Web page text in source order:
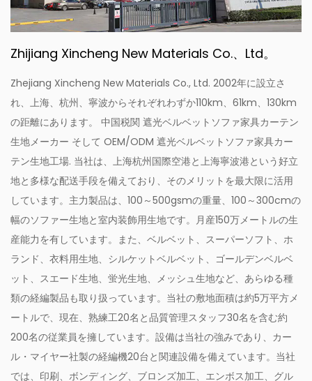
Zhijiang Xincheng New Materials Co.、Ltd。
Zhejiang Xincheng New Materials Co., Ltd. 2002年に設立さ
れ、上海、杭州、寧波からそれぞれわずか110km、61km、130km
の距離にあります。 中国税関 遮光ベルベットソファ家具カーテン
生地メーカー そして OEM/ODM 遮光ベルベットソファ家具カー
テン生地工場. 当社は、上海杭州国際空港と上海寧波港という好立
地と多様な配送手段を備えており、そのメリットを最大限に活用
しています。主力製品は、100～500gsmの重量、100～300cmの
幅のソファー生地と室内装飾用生地です。月産150万メートルの生
産能力を有しています。また、ベルベット、スーパーソフト、ホ
ランド、衣料用生地、シルケットベルベット、ゴールデンベルベ
ット、スエード生地、蛍光生地、メッシュ生地など、あらゆる種
類の経編製品も取り扱っています。当社の敷地面積は約5万平方メ
ートルで、現在、熟練工20名と品質管理スタッフ30名を含む約
200名の従業員を擁しています。設備は当社の強みであり、カー
ル・マイヤー社製の経編機20台と関連設備を備えています。当社
では、印刷、ボンディング、ブロンズ加工、エンボス加工、グル